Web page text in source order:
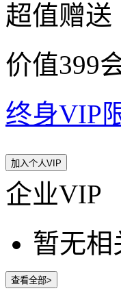
超值赠送
价值399
终身VIP
加入个人VIP
企业VIP
暂无相
查看全部>